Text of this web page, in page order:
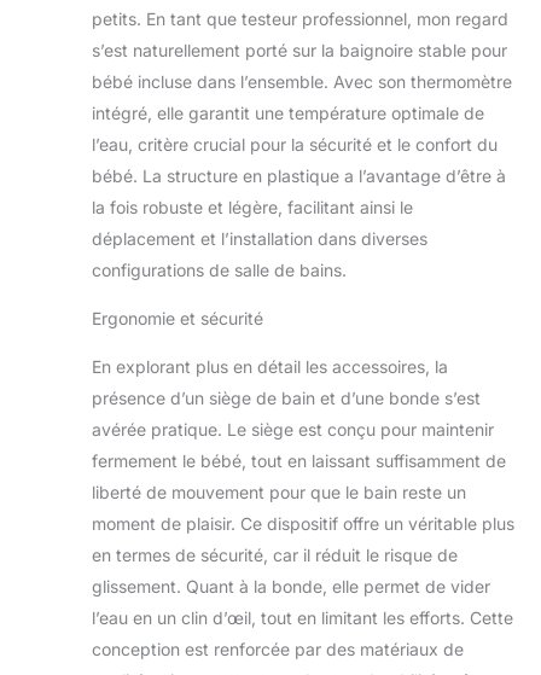
confortable et sûr.
Le pot, le siège de
toilette et le
marchepied
manière ciblée
l'autonomie de
l'enfant. Tout
harmonieux dans la
même couleur et le
suivante.
sûre : notre nacelle
avec bouchon
convient de la
naissance au
12ème Le
pour les mois de
vie. Le siège de bain
spécialement conçu
pour les bébés
garantit que l'enfant
petits. En tant que testeur professionnel, mon regard
s’est naturellement porté sur la baignoire stable pour
bébé incluse dans l’ensemble. Avec son thermomètre
intégré, elle garantit une température optimale de
l’eau, critère crucial pour la sécurité et le confort du
bébé. La structure en plastique a l’avantage d’être à
la fois robuste et légère, facilitant ainsi le
déplacement et l’installation dans diverses
configurations de salle de bains.
Ergonomie et sécurité
En explorant plus en détail les accessoires, la
présence d’un siège de bain et d’une bonde s’est
avérée pratique. Le siège est conçu pour maintenir
fermement le bébé, tout en laissant suffisamment de
liberté de mouvement pour que le bain reste un
moment de plaisir. Ce dispositif offre un véritable plus
en termes de sécurité, car il réduit le risque de
glissement. Quant à la bonde, elle permet de vider
l’eau en un clin d’œil, tout en limitant les efforts. Cette
conception est renforcée par des matériaux de